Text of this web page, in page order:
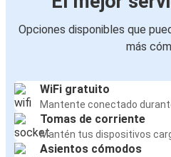
Opciones disponibles que
más
WiFi gratuito
Mantente conectado
Tomas de corriente
Mantén tus dispositivos
Asientos cómodos